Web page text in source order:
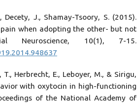
Decety, J., Shamay-Tsoory, S. (2015).
when adopting the other- but not
Neuroscience, 10(1), 7-15.
Herbrecht, E., Leboyer, M., & Sirigu,
with oxytocin in high-functioning
of the National Academy of